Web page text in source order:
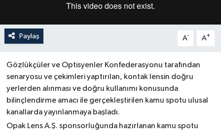
Paylaş A- A+
Gözlükçüler ve Optisyenler Konfederasyonu tarafından
senaryosu ve çekimleri yaptırılan, kontak lensin doğru
yerlerden alınması ve doğru kullanımı konusunda
bilinçlendirme amacı ile gerçekleştirilen kamu spotu ulusal
kanallarda yayınlanmaya başladı.
Opak Lens A.Ş. sponsorluğunda hazırlanan kamu spotu